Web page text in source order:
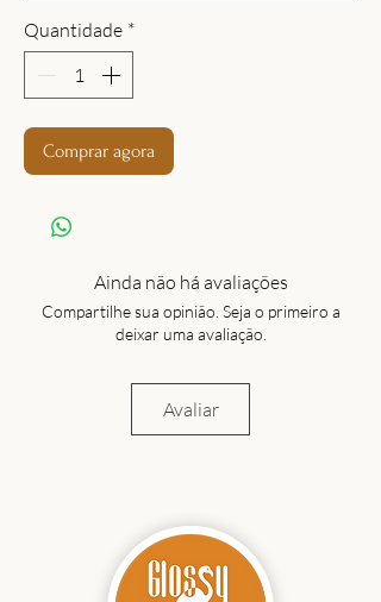
Quantidade *
Comprar agora
Ainda não há avaliações
Compartilhe sua opinião. Seja o primeiro a
deixar uma avaliação.
Avaliar